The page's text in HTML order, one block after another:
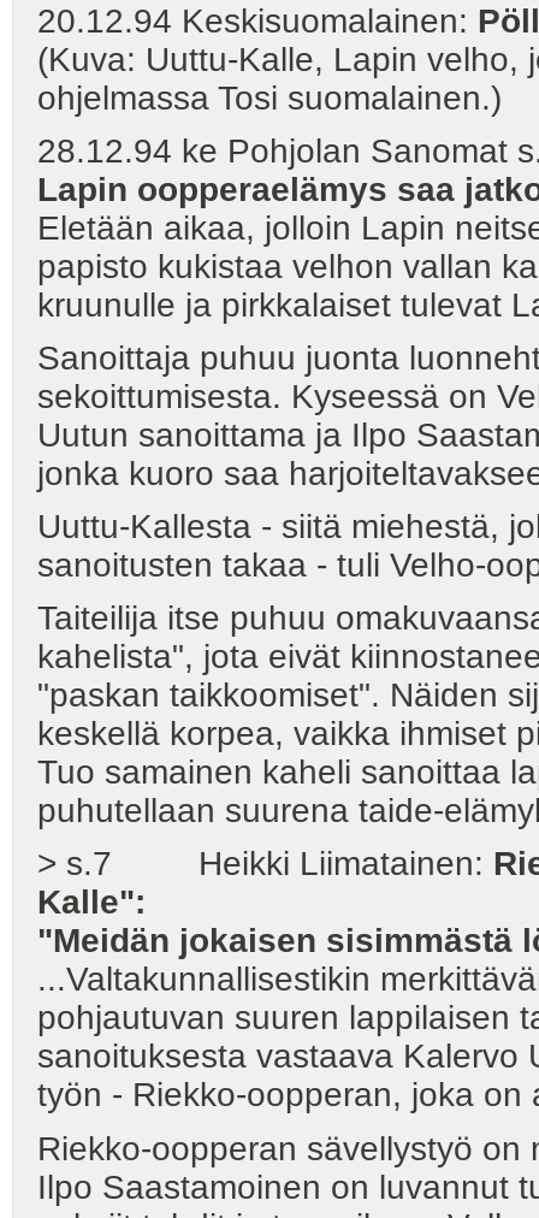
20.12.94 Keskisuomalainen:
(Kuva: Uuttu-Kalle, Lapin velho,
ohjelmassa Tosi suomalainen.)
28.12.94 ke Pohjolan Sanomat
Lapin oopperaelämys saa
Eletään aikaa, jolloin Lapin
papisto kukistaa velhon vallan
kruunulle ja pirkkalaiset tulevat
Sanoittaja puhuu juonta
sekoittumisesta. Kyseessä on
Uutun sanoittama ja Ilpo
jonka kuoro saa
Uuttu-Kallesta - siitä miehestä,
sanoitusten takaa - tuli Velho-
Taiteilija itse puhuu
kahelista", jota eivät
"paskan taikkoomiset". Näiden
keskellä korpea, vaikka ihmiset
Tuo samainen kaheli sanoittaa
puhutellaan suurena taide-
> s.7 Heikki Liimatainen:
Kalle":
"Meidän jokaisen sisimmästä
...Valtakunnallisestikin
pohjautuvan suuren lappilaisen
sanoituksesta vastaava Kalervo
työn - Riekko-oopperan, joka on
Riekko-oopperan sävellystyö
Ilpo Saastamoinen on luvannut